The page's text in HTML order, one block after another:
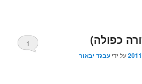
כפולה)
על ידיעבגד יבאור
1